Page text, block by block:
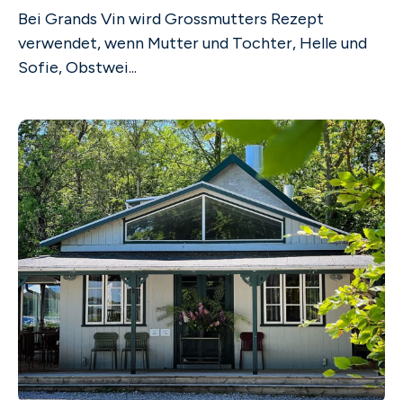
Bei Grands Vin wird Grossmutters Rezept
verwendet, wenn Mutter und Tochter, Helle und
Sofie, Obstwei...